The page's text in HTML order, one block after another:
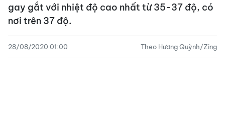
gay gắt với nhiệt độ cao nhất từ 35-37 độ, có
nơi trên 37 độ.
28/08/2020 01:00 Theo Hương Quỳnh/Zing